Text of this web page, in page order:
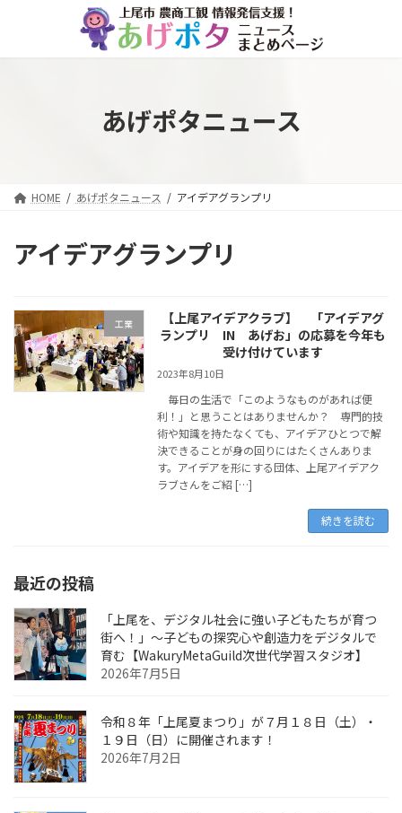
ン
ー
あげポタニュース
HOME あげポタニュース アイデアグランプリ
アイデアグランプリ
工業
【上尾アイデアクラブ】 「アイデアグ
ランプリ IN あげお」の応募を今年も
受け付けています
2023年8月10日
毎日の生活で「このようなものがあれば便
利！」と思うことはありませんか？ 専門的技
術や知識を持たなくても、アイデアひとつで解
決できることが身の回りにはたくさんありま
す。アイデアを形にする団体、上尾アイデアク
ラブさんをご紹 […]
続きを読む
最近の投稿
「上尾を、デジタル社会に強い子どもたちが育つ
街へ！」〜子どもの探究心や創造力をデジタルで
育む【WakuryMetaGuild次世代学習スタジオ】
2026年7月5日
令和８年「上尾夏まつり」が７月１８日（土）・
１９日（日）に開催されます！
2026年7月2日